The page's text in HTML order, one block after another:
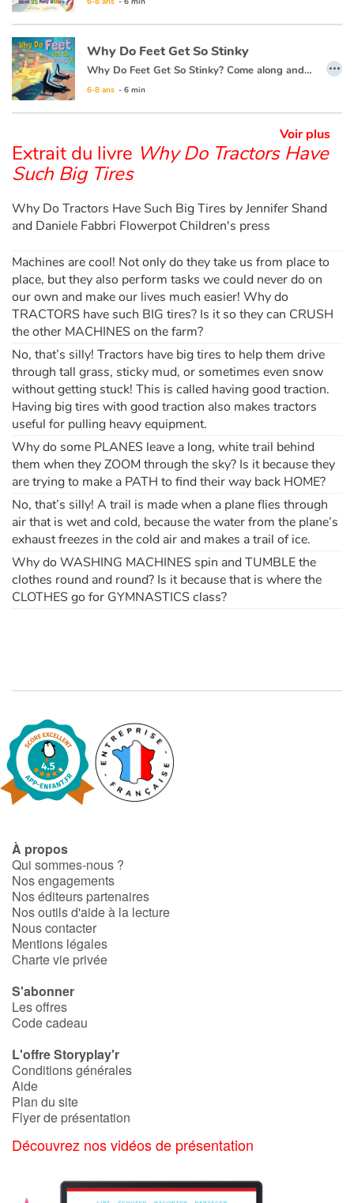
Apprendre les langues
Dyslexie, troubles de la lecture
Nos listes de lecture
Les plus lus
Why Do Feet Get So Stinky
Why Do Feet Get So Stinky? Come along and explore the human body and have fun learning about what an amazing creation it is!
6-8 ans - 6 min
…
Voir plus
Extrait du livre Why Do Tractors Have
Such Big Tires
Why Do Tractors Have Such Big Tires by Jennifer Shand
and Daniele Fabbri Flowerpot Children's press
Machines are cool! Not only do they take us from place to
place, but they also perform tasks we could never do on
our own and make our lives much easier! Why do
TRACTORS have such BIG tires? Is it so they can CRUSH
the other MACHINES on the farm?
No, that’s silly! Tractors have big tires to help them drive
through tall grass, sticky mud, or sometimes even snow
without getting stuck! This is called having good traction.
Having big tires with good traction also makes tractors
useful for pulling heavy equipment.
Why do some PLANES leave a long, white trail behind
them when they ZOOM through the sky? Is it because they
are trying to make a PATH to find their way back HOME?
No, that’s silly! A trail is made when a plane flies through
air that is wet and cold, because the water from the plane’s
exhaust freezes in the cold air and makes a trail of ice.
Why do WASHING MACHINES spin and TUMBLE the
clothes round and round? Is it because that is where the
CLOTHES go for GYMNASTICS class?
À propos
Qui sommes-nous ?
Nos engagements
Nos éditeurs partenaires
Nos outils d'aide à la lecture
Nous contacter
Mentions légales
Charte vie privée
S'abonner
Les offres
Code cadeau
L'offre Storyplay'r
Conditions générales
Aide
Plan du site
Flyer de présentation
Découvrez nos vidéos de présentation